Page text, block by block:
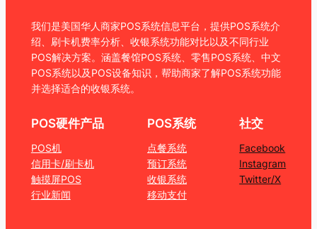
我们是美国华人商家POS系统信息平台，提供POS系统介
绍、刷卡机费率分析、收银系统功能对比以及不同行业
POS解决方案。涵盖餐馆POS系统、零售POS系统、中文
POS系统以及POS设备知识，帮助商家了解POS系统功能
并选择适合的收银系统。
POS硬件产品
POS机
信用卡/刷卡机
触摸屏POS
行业新闻
POS系统
点餐系统
预订系统
收银系统
移动支付
社交
Facebook
Instagram
Twitter/X